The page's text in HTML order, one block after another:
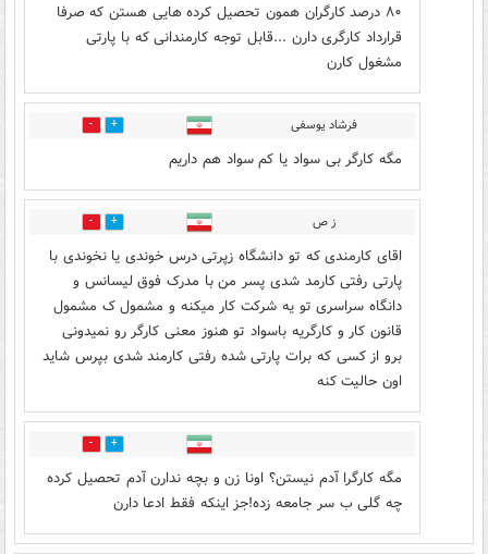
۸۰ درصد کارگران همون تحصیل کرده هایی هستن که صرفا
قرارداد کارگری دارن ...قابل توجه کارمندانی که با پارتی
مشغول کارن
فرشاد یوسفی 0
مگه کارگر بی سواد یا کم سواد هم داریم
ز ص 0
اقای کارمندی که تو دانشگاه زپرتی درس خوندی یا نخوندی با
پارتی رفتی کارمد شدی پسر من با مدرک فوق لیسانس و
دانگاه سراسری تو یه شرکت کار میکنه و مشمول ک مشمول
قانون کار و کارگریه باسواد تو هنوز معنی کارگر رو نمیدونی
برو از کسی که برات پارتی شده رفتی کارمند شدی بپرس شاید
اون حالیت کنه
0
مگه کارگرا آدم نیستن؟ اونا زن و بچه ندارن آدم تحصیل کرده
چه گلی ب سر جامعه زده!جز اینکه فقط ادعا دارن